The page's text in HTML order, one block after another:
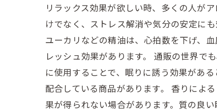
リラックス効果が欲しい時、多くの人が
けでなく、ストレス解消や気分の安定に
ユーカリなどの精油は、心拍数を下げ、
レッシュ効果があります。 通販の世界で
に使用することで、眠りに誘う効果があ
配合している商品があります。 香りによ
果が得られない場合があります。質の良